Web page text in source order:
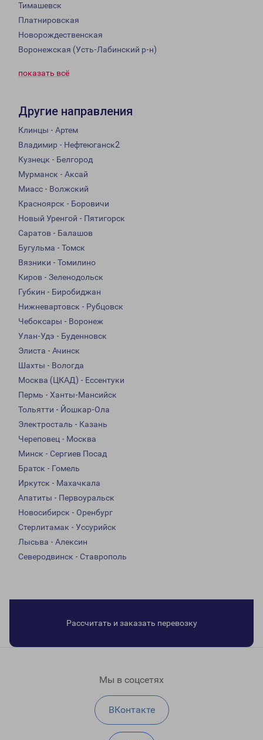
Тимашевск
Платнировская
Новорождественская
Воронежская (Усть-Лабинский р-н)
показать всё
Другие направления
Клинцы - Артем
Владимир - Нефтеюганск2
Кузнецк - Белгород
Мурманск - Аксай
Миасс - Волжский
Красноярск - Боровичи
Новый Уренгой - Пятигорск
Саратов - Балашов
Бугульма - Томск
Вязники - Томилино
Киров - Зеленодольск
Губкин - Биробиджан
Нижневартовск - Рубцовск
Чебоксары - Воронеж
Улан-Удэ - Буденновск
Элиста - Ачинск
Шахты - Вологда
Москва (ЦКАД) - Ессентуки
Пермь - Ханты-Мансийск
Тольятти - Йошкар-Ола
Электросталь - Казань
Череповец - Москва
Минск - Сергиев Посад
Братск - Гомель
Иркутск - Махачкала
Апатиты - Первоуральск
Новосибирск - Оренбург
Стерлитамак - Уссурийск
Лысьва - Алексин
Северодвинск - Ставрополь
Рассчитать и заказать перевозку
Мы в соцсетях
ВКонтакте